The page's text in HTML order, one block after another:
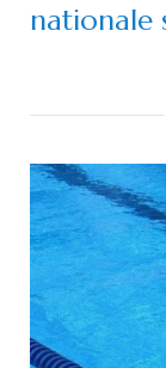
nationale